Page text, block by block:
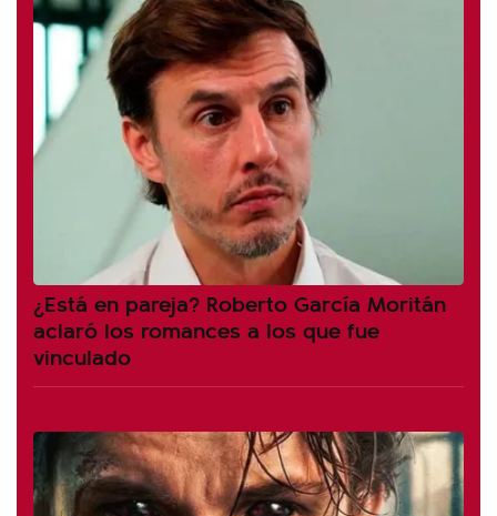
¿Está en pareja? Roberto García Moritán
aclaró los romances a los que fue
vinculado